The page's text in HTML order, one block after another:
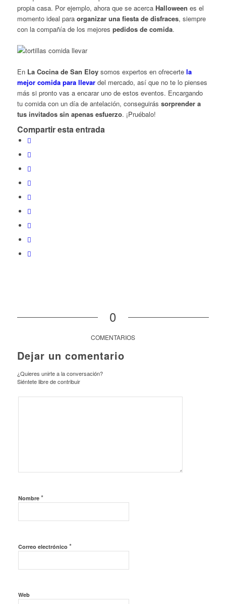
propia casa. Por ejemplo, ahora que se acerca Halloween es el
momento ideal para organizar una fiesta de disfraces, siempre
con la compañía de los mejores pedidos de comida.
En La Cocina de San Eloysomos expertos en ofrecerte la
mejor comida para llevardel mercado, así que no te lo pienses
más si pronto vas a encarar uno de estos eventos. Encargando
tu comida con un día de antelación, conseguirás sorprender a
tus invitados sin apenas esfuerzo. ¡Pruébalo!
Compartir esta entrada
0
COMENTARIOS
Dejar un comentario
¿Quieres unirte a la conversación?
Siéntete libre de contribuir
Nombre *
Correo electrónico *
Web